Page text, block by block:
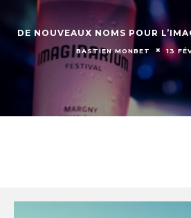
DE NOUVEAUX NOMS POUR
BASTIEN MONBET 13